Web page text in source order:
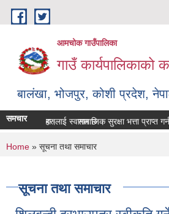
Skip to main content
आमचोक गाउँपालिका
गाउँ कार्यपालिकाको
बालंखा, भोजपुर, कोशी प्रदेश,
मा यहाँहरुलाई स्वागत छ ।
समचार
गर्ने सम्बन्धमा। सामाजिक सुरक्षा भत्ता प्राप्‍त
You are here
Home » सूचना तथा समाचार
सूचना तथा समाचार